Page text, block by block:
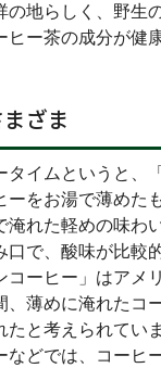
の地らしく、野生
ヒー茶の成分が健
ざま
タイムというと、
をお湯で薄めた
れた軽めの味わ
口で、酸味が比較
コーヒー」はアメ
、薄めに淹れたコ
と考えられていま
などでは、コーヒ